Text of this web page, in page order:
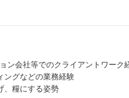
ン会社等でのクライアントワーク
ングなどの業務経験
、糧にする姿勢